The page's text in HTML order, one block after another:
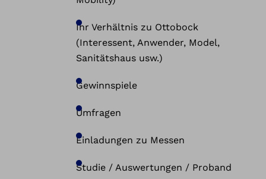
Ihr Verhältnis zu Ottobock
(Interessent, Anwender, Model,
Sanitätshaus usw.)
Gewinnspiele
Umfragen
Einladungen zu Messen
Studie / Auswertungen / Proband